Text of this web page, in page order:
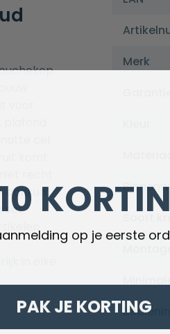
cel
komt
recht
aankunt
set
in elke
Merk
op je eerste
PAK JE KORTING